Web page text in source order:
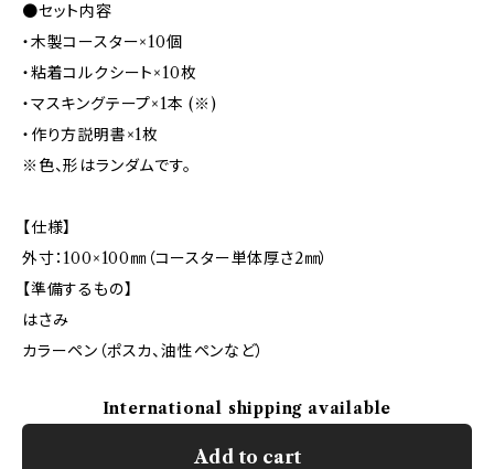
●セット内容
・木製コースター×10個
・粘着コルクシート×10枚
・マスキングテープ×1本 (※)
・作り方説明書×1枚
※色、形はランダムです。
【仕様】
外寸：100×100㎜（コースター単体厚さ2㎜）
【準備するもの】
はさみ
カラーペン（ポスカ、油性ペンなど）
International shipping available
Add to cart